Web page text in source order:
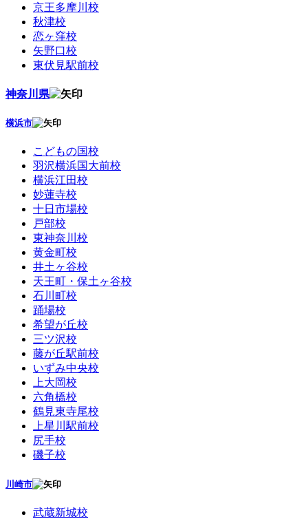
京王多摩川校
秋津校
恋ヶ窪校
矢野口校
東伏見駅前校
神奈川県
横浜市
こどもの国校
羽沢横浜国大前校
横浜江田校
妙蓮寺校
十日市場校
戸部校
東神奈川校
黄金町校
井土ヶ谷校
天王町・保土ヶ谷校
石川町校
踊場校
希望が丘校
三ツ沢校
藤が丘駅前校
いずみ中央校
上大岡校
六角橋校
鶴見東寺尾校
上星川駅前校
尻手校
磯子校
川崎市
武蔵新城校